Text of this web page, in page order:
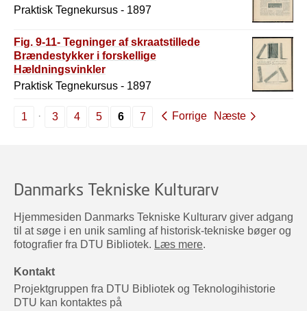
Praktisk Tegnekursus - 1897
Fig. 9-11- Tegninger af skraatstillede
Brændestykker i forskellige
Hældningsvinkler
Praktisk Tegnekursus - 1897
1 3 4 5 6 7 Forrige Næste
Danmarks Tekniske Kulturarv
Hjemmesiden Danmarks Tekniske Kulturarv giver adgang
til at søge i en unik samling af historisk-tekniske bøger og
fotografier fra DTU Bibliotek. Læs mere.
Kontakt
Projektgruppen fra DTU Bibliotek og Teknologihistorie
DTU kan kontaktes på